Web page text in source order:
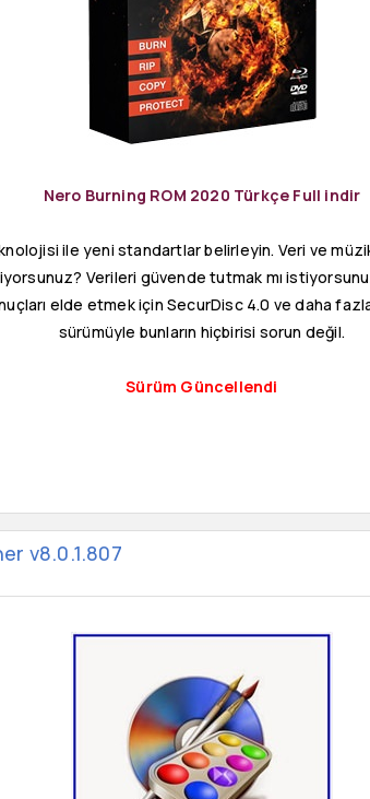
Nero Burning ROM 2020 Türkçe Full indir
ile yeni standartlar belirleyin. Veri ve
Verileri güvende tutmak mı
elde etmek için SecurDisc 4.0 ve daha
sürümüyle bunların hiçbirisi sorun değil.
Sürüm Güncellendi
v8.0.1.807